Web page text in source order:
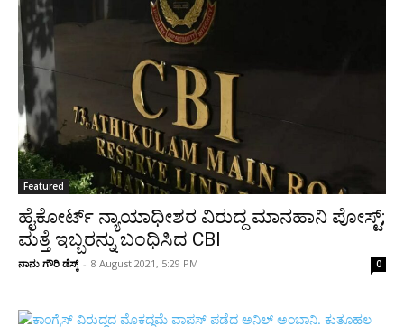
Featured
ಹೈಕೋರ್ಟ್‌ ನ್ಯಾಯಾಧೀಶರ ವಿರುದ್ದ ಮಾನಹಾನಿ ಪೋಸ್ಟ್‌‌‌;
ಮತ್ತೆ ಇಬ್ಬರನ್ನು ಬಂಧಿಸಿದ CBI
ನಾನು ಗೌರಿ ಡೆಸ್ಕ್ - 8 August 2021, 5:29 PM 0